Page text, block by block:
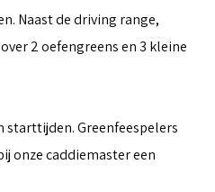
Naast de driving range,
2 oefengreens en 3 kleine
starttijden. Greenfeespelers
onze caddiemaster een